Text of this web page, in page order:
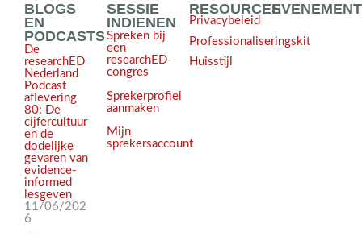
BLOGS
EN
PODCASTS
De
researchED
Nederland
Podcast
aflevering
80: De
cijfercultuur
en de
dodelijke
gevaren van
evidence-
informed
lesgeven
11/06/202
6
SESSIE
INDIENEN
Spreken bij
een
researchED-
congres
Sprekerprofiel
aanmaken
Mijn
sprekersaccount
RESOURCES
Privacybeleid
Professionaliseringskit
Huisstijl